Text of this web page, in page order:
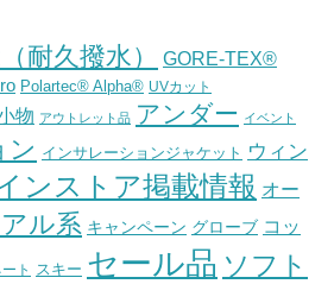
耐久撥水）
GORE-TEX®
Polartec® Alpha® UVカット
物 アウトレット品 アンダー イベント
ン インサレーションジャケット ウィン
ンストア掲載情報 オー
ル系 キャンペーン グローブ コッ
ト スキー セール品 ソフト